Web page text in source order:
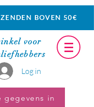
BOVEN 50€
voor
Log in
gegevens in